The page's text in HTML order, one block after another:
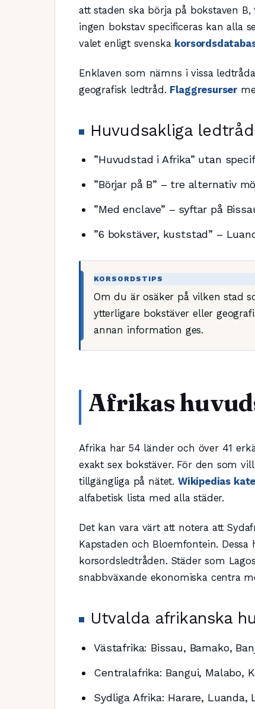
att staden ska börja på bokstaven
ingen bokstav specificeras kan alla
valet enligt svenska
Enklaven som nämns i vissa
geografisk ledtråd. Flaggresurser
Huvudsakliga
”Huvudstad i Afrika” utan
”Börjar på B” – tre alternativ
”Med enclave” – syftar på
”6 bokstäver, kuststad” –
KORSORDSTIPS
Om du är osäker på vilken stad
ytterligare bokstäver eller
annan information ges.
Afrikas
Afrika har 54 länder och över 41
exakt sex bokstäver. För den som
tillgängliga på nätet. Wikipedias
alfabetisk lista med alla städer.
Det kan vara värt att notera att
Kapstaden och Bloemfontein.
korsordsledtråden. Städer som
snabbväxande ekonomiska centra
Utvalda afrikanska
Västafrika: Bissau, Bamako,
Centralafrika: Bangui, Malabo,
Sydliga Afrika: Harare, Luanda,